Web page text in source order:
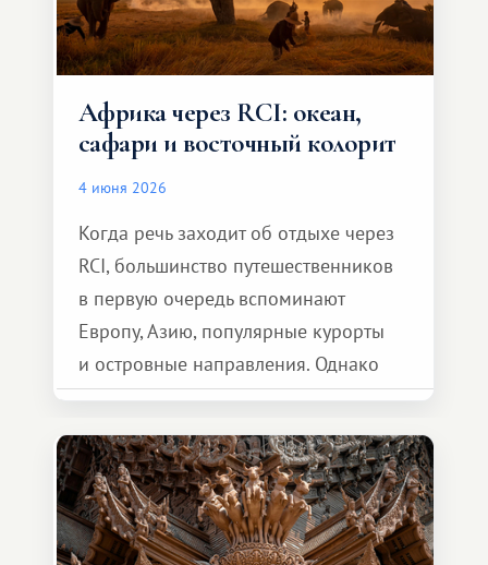
Африка через RCI: океан,
сафари и восточный колорит
4 июня 2026
Когда речь заходит об отдыхе через
RCI, большинство путешественников
в первую очередь вспоминают
Европу, Азию, популярные курорты
и островные направления. Однако
возможности обменной системы
значительно шире. Среди них есть
и Африка — континент, который
способен подарить совершенно иной
формат путешествия.